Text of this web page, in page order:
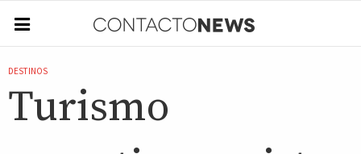
DESTINOS
Turismo